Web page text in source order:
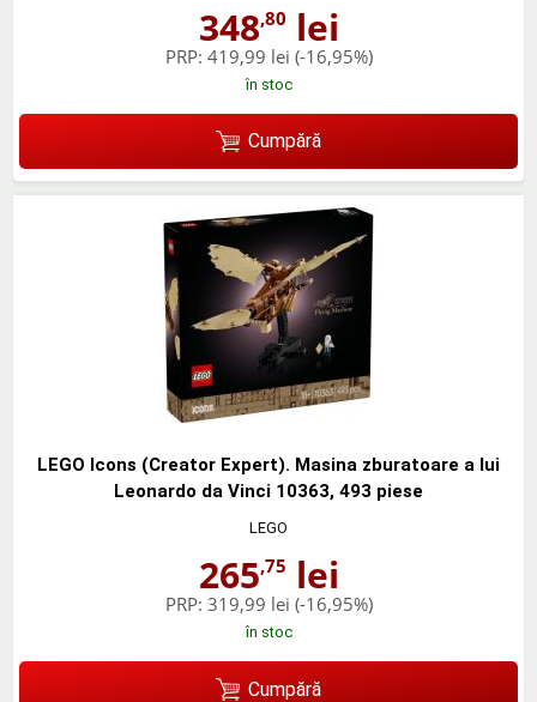
348,80 lei
PRP: 419,99 lei (-16,95%)
în stoc
Cumpără
LEGO Icons (Creator Expert). Masina zburatoare a lui
Leonardo da Vinci 10363, 493 piese
LEGO
265,75 lei
PRP: 319,99 lei (-16,95%)
în stoc
Cumpără